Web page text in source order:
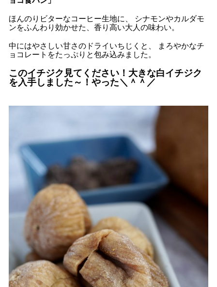
ほんのりビターなコーヒー生地に、 シナモンやカルダモ
ンをふんわり効かせた、香り高い大人の味わい。
中にはやさしい甘さのドライいちじくと、 まろやかなチ
ョコレートをたっぷりと包み込みました。
このイチジク見てください！大きな白イチジク
を入手しました～！やった＼＾＾／